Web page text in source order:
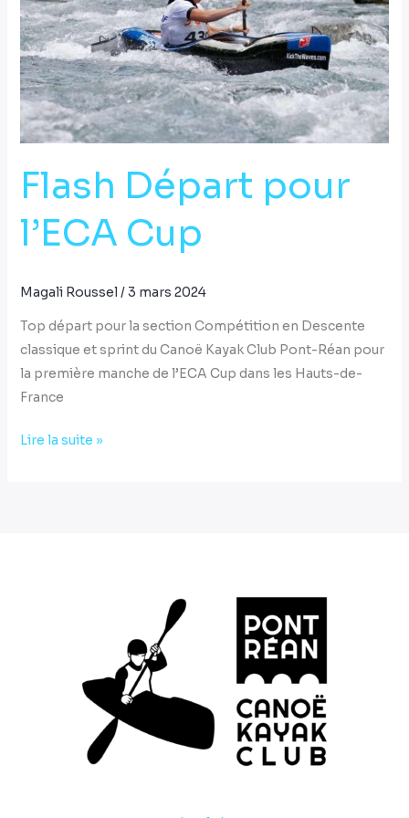
Flash Départ pour
l’ECA Cup
Magali Roussel /3 mars 2024
Top départ pour la section Compétition en Descente
classique et sprint du Canoë Kayak Club Pont-Réan pour
la première manche de l’ECA Cup dans les Hauts-de-
France
Lire la suite »